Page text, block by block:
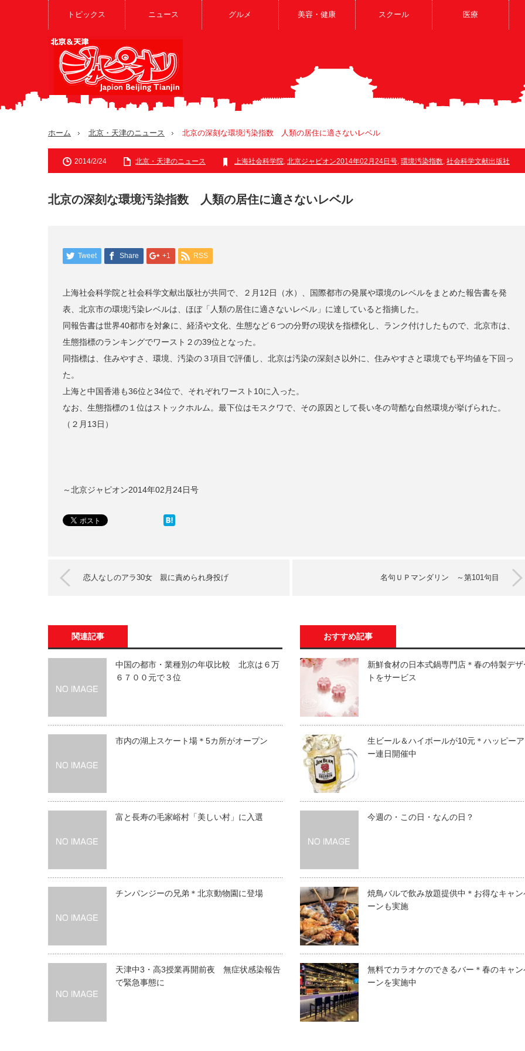
トピックス ニュース グルメ 美容・健康 スクール 医療
ホーム 北京・天津のニュース 北京の深刻な環境汚染指数 人類の居住に適さないレベル
2014/2/24 北京・天津のニュース 上海社会科学院, 北京ジャピオン2014年02月24日号, 環境汚染指数, 社会科学文献出版社
北京の深刻な環境汚染指数 人類の居住に適さないレベル
Tweet Share +1 RSS
上海社会科学院と社会科学文献出版社が共同で、２月12日（水）、国際都市の発展や環境のレベルをまとめた報告書を発
表、北京市の環境汚染レベルは、ほぼ「人類の居住に適さないレベル」に達していると指摘した。
同報告書は世界40都市を対象に、経済や文化、生態など６つの分野の現状を指標化し、ランク付けしたもので、北京市は、
生態指標のランキングでワースト２の39位となった。
同指標は、住みやすさ、環境、汚染の３項目で評価し、北京は汚染の深刻さ以外に、住みやすさと環境でも平均値を下回っ
た。
上海と中国香港も36位と34位で、それぞれワースト10に入った。
なお、生態指標の１位はストックホルム。最下位はモスクワで、その原因として長い冬の苛酷な自然環境が挙げられた。
（２月13日）
～北京ジャピオン2014年02月24日号
恋人なしのアラ30女 親に責められ身投げ 名句ＵＰマンダリン ～第101句目
関連記事
中国の都市・業種別の年収比較 北京は６万
６７００元で３位
市内の湖上スケート場＊5カ所がオープン
富と長寿の毛家峪村「美しい村」に入選
チンパンジーの兄弟＊北京動物園に登場
天津中3・高3授業再開前夜 無症状感染報告
で緊急事態に
おすすめ記事
新鮮食材の日本式鍋専門店＊春の特製デザ
トをサービス
生ビール＆ハイボールが10元＊ハッピー
ー連日開催中
今週の・この日・なんの日？
焼鳥バルで飲み放題提供中＊お得なキャン
ーンも実施
無料でカラオケのできるバー＊春のキャン
ーンを実施中